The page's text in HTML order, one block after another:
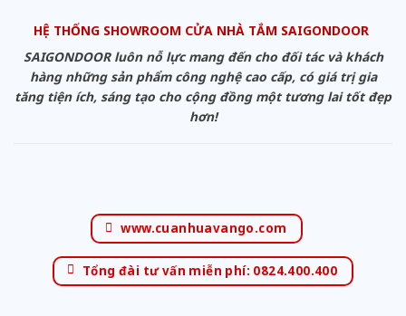
HỆ THỐNG SHOWROOM CỬA NHÀ TẮM SAIGONDOOR
SAIGONDOOR luôn nỗ lực mang đến cho đối tác và khách
hàng những sản phẩm công nghệ cao cấp, có giá trị gia
tăng tiện ích, sáng tạo cho cộng đồng một tương lai tốt đẹp
hơn!
www.cuanhuavango.com
Tổng đài tư vấn miễn phí: 0824.400.400